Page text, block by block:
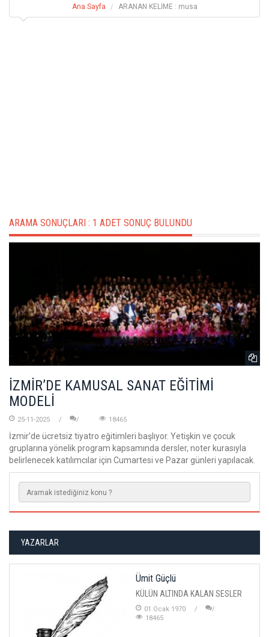
Ana Sayfa ARANAN KELİME : musa
ARAMA SONUÇLARI : 1 ADET SONUÇ BULUNDU
İZMİR’DE KAMUSAL SANAT EĞİTİMİ
MODELİ
25-11-2025 18465
İzmir’de ücretsiz tiyatro eğitimleri başlıyor. Yetişkin ve çocuk
gruplarına yönelik program kapsamında dersler, noter kurasıyla
belirlenecek katılımcılar için Cumartesi ve Pazar günleri yapılacak.
YAZARLAR
Ümit Güçlü
KÜLÜN ALTINDA KALAN SESLER
01 Ocak 1970
18465